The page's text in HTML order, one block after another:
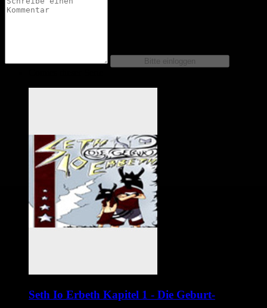
Seth Io Erbeth Kapitel 1 - Die Geburt-